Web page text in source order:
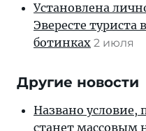
Установлена
Эвересте туриста
ботинках 2 июля
Другие новости
Названо условие,
станет массовым